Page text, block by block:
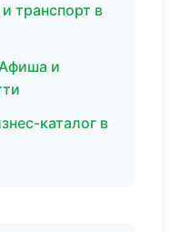
транспорт в
и
каталог в